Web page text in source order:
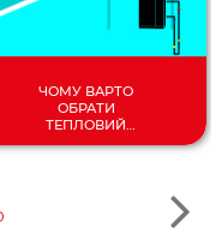
ЧОМУ ВАРТО
ОБРАТИ
ТЕПЛОВИЙ